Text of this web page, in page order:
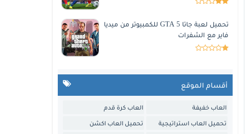
تحميل لعبة جاتا 5 GTA للكمبيوتر من ميديا
فاير مع الشفرات
أقسام الموقع
العاب خفيفة العاب كرة قدم
تحميل العاب استراتيجية تحميل العاب اكشن